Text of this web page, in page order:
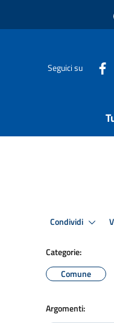
Seguici su
Condividi
Categorie:
Comune
Argomenti: